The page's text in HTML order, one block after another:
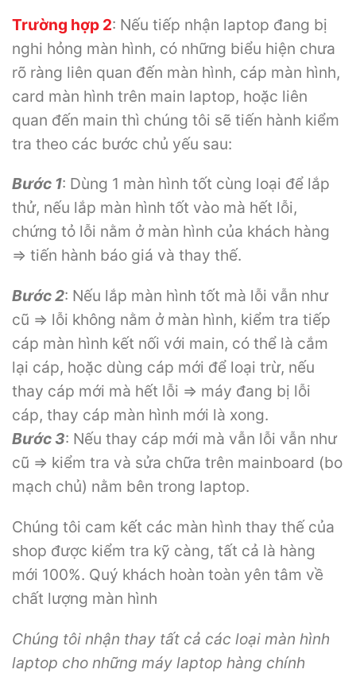
Trường hợp 2: Nếu tiếp nhận laptop đang bị
nghi hỏng màn hình, có những biểu hiện chưa
rõ ràng liên quan đến màn hình, cáp màn hình,
card màn hình trên main laptop, hoặc liên
quan đến main thì chúng tôi sẽ tiến hành kiểm
tra theo các bước chủ yếu sau:
Bước 1: Dùng 1 màn hình tốt cùng loại để lắp
thử, nếu lắp màn hình tốt vào mà hết lỗi,
chứng tỏ lỗi nằm ở màn hình của khách hàng
=> tiến hành báo giá và thay thế.
Bước 2: Nếu lắp màn hình tốt mà lỗi vẫn như
cũ => lỗi không nằm ở màn hình, kiểm tra tiếp
cáp màn hình kết nối với main, có thể là cắm
lại cáp, hoặc dùng cáp mới để loại trừ, nếu
thay cáp mới mà hết lỗi => máy đang bị lỗi
cáp, thay cáp màn hình mới là xong.
Bước 3: Nếu thay cáp mới mà vẫn lỗi vẫn như
cũ => kiểm tra và sửa chữa trên mainboard (bo
mạch chủ) nằm bên trong laptop.
Chúng tôi cam kết các màn hình thay thế của
shop được kiểm tra kỹ càng, tất cả là hàng
mới 100%. Quý khách hoàn toàn yên tâm về
chất lượng màn hình
Chúng tôi nhận thay tất cả các loại màn hình
laptop cho những máy laptop hàng chính